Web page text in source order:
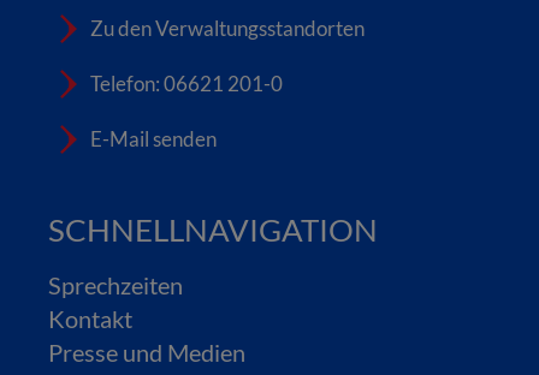
Zu den Verwaltungsstandorten
Telefon: 06621 201-0
E-Mail senden
SCHNELLNAVIGATION
Sprechzeiten
Kontakt
Presse und Medien